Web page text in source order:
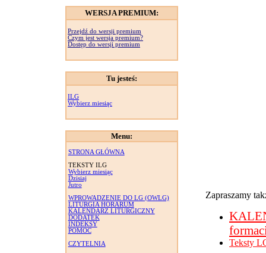
WERSJA PREMIUM:
Przejdź do wersji premium
Czym jest wersja premium?
Dostęp do wersji premium
Tu jesteś:
ILG
Wybierz miesiąc
Menu:
STRONA GŁÓWNA
TEKSTY ILG
Wybierz miesiąc
Dzisiaj
Jutro
WPROWADZENIE DO LG (OWLG)
LITURGIA HORARUM
KALENDARZ LITURGICZNY
DODATEK
INDEKSY
POMOC
CZYTELNIA
Zapraszamy
Teksty